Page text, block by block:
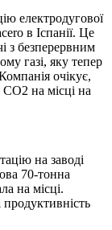
електродугової
в Іспанії. Це
з безперервним
газі, яку тепер
очікує,
на місці на
на заводі
70-тонна
на місці.